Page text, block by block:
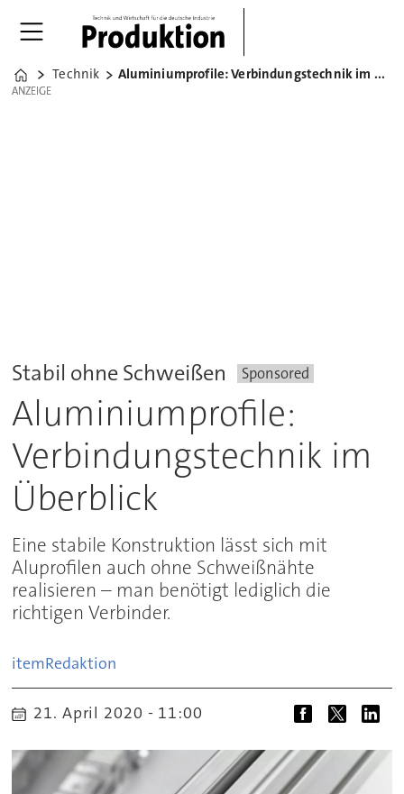
Home
Technik Aluminiumprofile: Verbindungstechnik im Überblick
ANZEIGE
ANZEIGE
Stabil ohne Schweißen Sponsored
Aluminiumprofile:
Verbindungstechnik im
Überblick
Eine stabile Konstruktion lässt sich mit
Aluprofilen auch ohne Schweißnähte
realisieren – man benötigt lediglich die
richtigen Verbinder.
itemRedaktion
21. April 2020 - 11:00